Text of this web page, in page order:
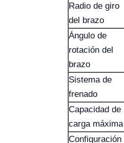
Radio de giro
del brazo
Ángulo de
rotación del
brazo
Sistema de
frenado
Capacidad de
carga máxima
Configuración